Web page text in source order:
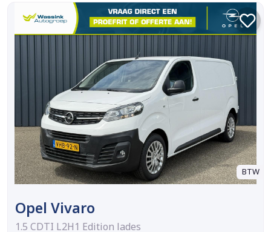
BTW
Opel Vivaro
1.5 CDTI L2H1 Edition lades